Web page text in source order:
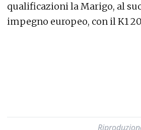
qualificazioni la Marigo, al
impegno europeo, con il K1